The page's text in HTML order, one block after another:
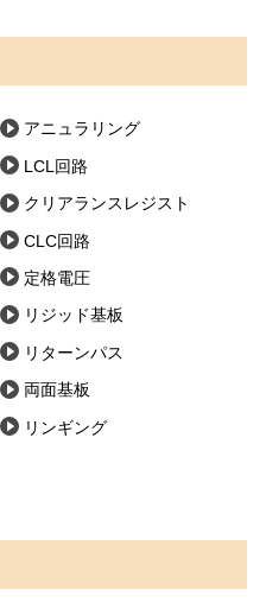
アニュラリング
LCL回路
クリアランスレジスト
CLC回路
定格電圧
リジッド基板
リターンパス
両面基板
リンギング